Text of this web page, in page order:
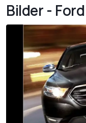
Bilder -